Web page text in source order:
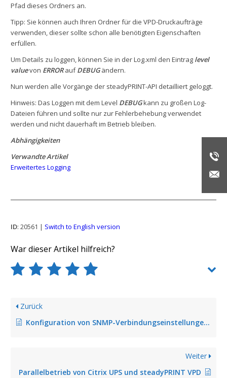
Pfad dieses Ordners an.
Tipp: Sie können auch Ihren Ordner für die VPD-Druckaufträge
verwenden, dieser sollte schon alle benötigten Eigenschaften
erfüllen.
Um Details zu loggen, können Sie in der Log.xml den Eintrag level
valuevon ERRORaufDEBUGändern.
Nun werden alle Vorgänge der steadyPRINT-API detailliert geloggt.
Hinweis: Das Loggen mit dem Level DEBUGkann zu großen Log-
Dateien führen und sollte nur zur Fehlerbehebung verwendet
werden und nicht dauerhaft im Betrieb bleiben.
Abhängigkeiten
Verwandte Artikel
Erweitertes Logging
ID: 20561 | Switch to English version
War dieser Artikel hilfreich?
Zurück
Konfiguration von SNMP-Verbindungseinstellungen (ab Version 8.0)
Weiter
Parallelbetrieb von Citrix UPS und steadyPRINT VPD